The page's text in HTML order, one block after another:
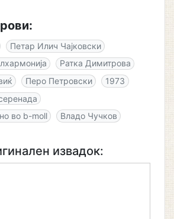
Петар Илич Чајковски
Ратка Димитрова
Перо Петровски
1973
во b-moll
Владо Чучков
извадок: